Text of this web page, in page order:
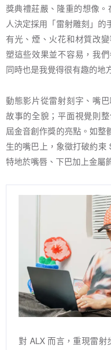
獎典禮莊嚴、隆重的想像
人決定採用「雷射雕刻」的
有光、煙、火花和材質改
塑這些效果並不容易，我
同時也是我覺得很有趣的地
動態影片從雷射刻字、嘴
故事的全貌；平面視覺則
屆金音創作獎的亮點。如整
生的嘴巴上，象徵打破約束
特地於嘴唇、下巴加上金屬
對 ALX 而言，重現雷